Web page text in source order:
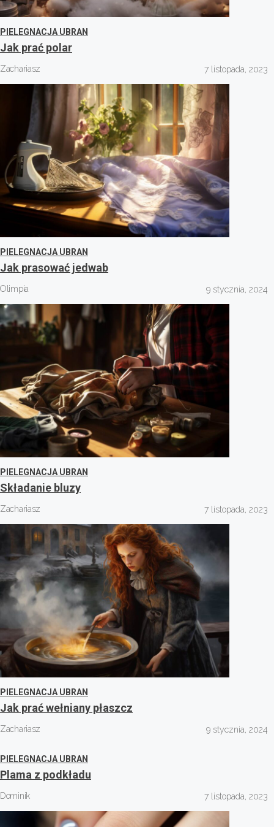
PIELEGNACJA UBRAN
Jak prać polar
Zachariasz 7 listopada, 2023
PIELEGNACJA UBRAN
Jak prasować jedwab
Olimpia 9 stycznia, 2024
PIELEGNACJA UBRAN
Składanie bluzy
Zachariasz 7 listopada, 2023
PIELEGNACJA UBRAN
Jak prać wełniany płaszcz
Zachariasz 9 stycznia, 2024
PIELEGNACJA UBRAN
Plama z podkładu
Dominik 7 listopada, 2023